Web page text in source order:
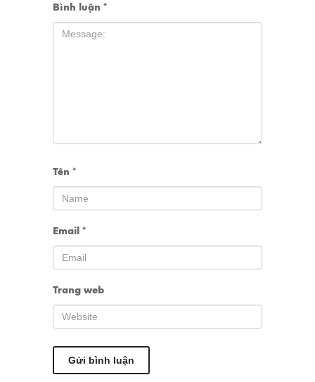
Bình luận *
Tên *
Email *
Trang web